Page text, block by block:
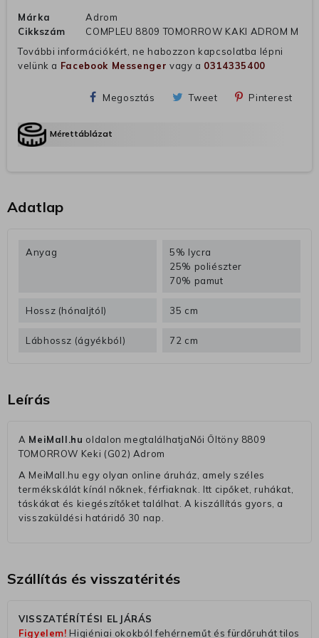
Márka
Adrom
Cikkszám
COMPLEU 8809 TOMORROW KAKI ADROM M
További információkért, ne habozzon kapcsolatba lépni
velünk a Facebook Messenger vagy a 0314335400
Megosztás Tweet Pinterest
Mérettáblázat
Adatlap
Anyag
5% lycra
25% poliészter
70% pamut
Hossz (hónaljtól) 35 cm
Lábhossz (ágyékból) 72 cm
Leírás
A MeiMall.hu oldalon megtalálhatjaNői Öltöny 8809
TOMORROW Keki (G02) Adrom
A MeiMall.hu egy olyan online áruház, amely széles
termékskálát kínál nőknek, férfiaknak. Itt cipőket, ruhákat,
táskákat és kiegészítőket találhat. A kiszállítás gyors, a
visszaküldési határidő 30 nap.
Szállítás és visszatérités
VISSZATÉRÍTÉSI ELJÁRÁS
Figyelem! Higiéniai okokból fehérneműt és fürdőruhát tilos